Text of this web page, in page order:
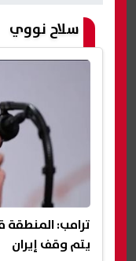
سلاح نووي
ترامب: المنطقة
يتم وقف إيران